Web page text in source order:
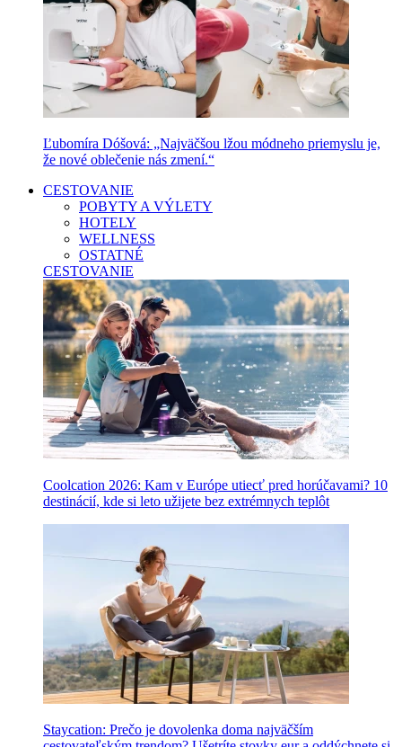
Ľubomíra Dóšová: „Najväčšou lžou módneho priemyslu je,
že nové oblečenie nás zmení.“
CESTOVANIE
POBYTY A VÝLETY
HOTELY
WELLNESS
OSTATNÉ
CESTOVANIE
Coolcation 2026: Kam v Európe utiecť pred horúčavami? 10
destinácií, kde si leto užijete bez extrémnych teplôt
Staycation: Prečo je dovolenka doma najväčším